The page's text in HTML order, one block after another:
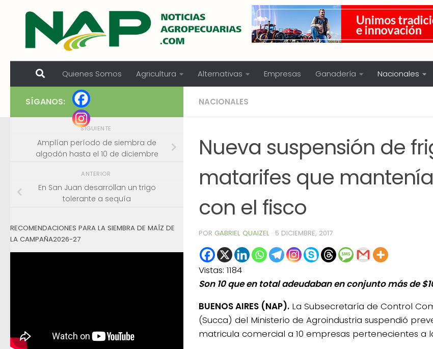
Skip to content
Quienes Somos Agricultura Alternativas Empresas Ganadería Nacionales
NACIONALES
Nueva suspensión de
matarifes que
con el fisco
POR GABRIEL QUAIZEL · 5 DICIEMBRE, 2017
Vistas: 1184
Son 10 que en total adeudaban en conjunto más de
BUENOS AIRES (NAP). La Subsecretaría de Control
(Succa) del Ministerio de Agroindustria suspendió
matricula comercial a 10 empresas pertenecientes a
SÍGANOS:
SIGUIENTE
Amplían período de siembra de
algodón hasta el 10 de diciembre
ANTERIOR
En San Juan desarrollan un trigo
tolerante a sequía
RECOMENDACIONES PARA LA SIEMBRA DE MAÍZ DE
LA CAMPAÑA2026-27